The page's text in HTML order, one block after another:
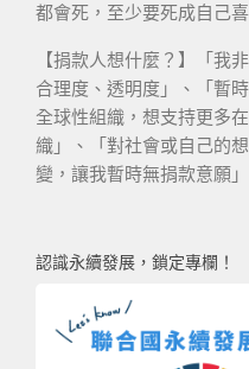
都會死，至少要死成自己喜
【捐款人想什麼？】「我
合理度、透明度」、「暫
全球性組織，想支持更多
織」、「對社會或自己的
變，讓我暫時無捐款意願」
認識永續發展，鎖定專欄！